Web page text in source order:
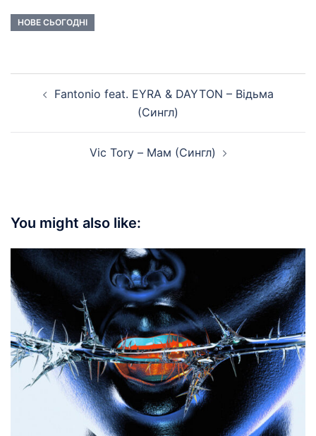
НОВЕ СЬОГОДНІ
navigation
Fantonio feat. EYRA & DAYTON – Відьма
(Сингл)
Vic Tory – Мам (Сингл)
You might also like: